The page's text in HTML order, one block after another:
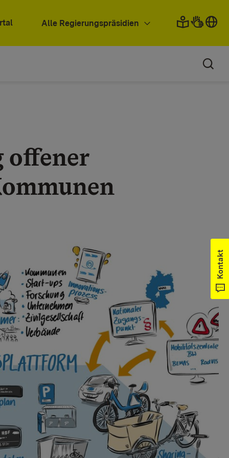
Alle Regierungspräsidien
offener
Kontakt